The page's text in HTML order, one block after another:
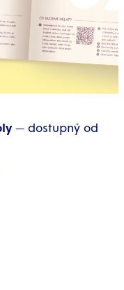
— dostupný od